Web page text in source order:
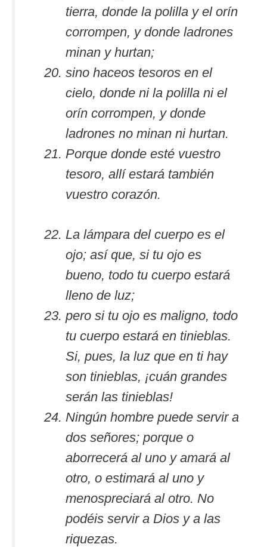
tierra, donde la polilla y el orín
corrompen, y donde ladrones
minan y hurtan;
sino haceos tesoros en el
cielo, donde ni la polilla ni el
orín corrompen, y donde
ladrones no minan ni hurtan.
Porque donde esté vuestro
tesoro, allí estará también
vuestro corazón.
La lámpara del cuerpo es el
ojo; así que, si tu ojo es
bueno, todo tu cuerpo estará
lleno de luz;
pero si tu ojo es maligno, todo
tu cuerpo estará en tinieblas.
Si, pues, la luz que en ti hay
son tinieblas, ¡cuán grandes
serán las tinieblas!
Ningún hombre puede servir a
dos señores; porque o
aborrecerá al uno y amará al
otro, o estimará al uno y
menospreciará al otro. No
podéis servir a Dios y a las
riquezas.